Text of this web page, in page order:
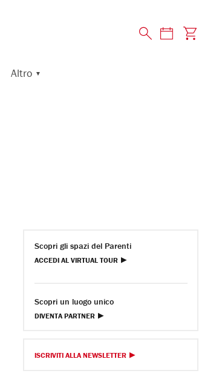
Altro
Scopri gli spazi del Parenti
ACCEDI AL VIRTUAL TOUR
Scopri un luogo unico
DIVENTA PARTNER
ISCRIVITI ALLA NEWSLETTER